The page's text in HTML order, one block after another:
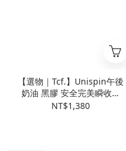
【選物｜Tcf.】Unispin午後
奶油 黑膠 安全完美瞬收傘
(共4色可選)
NT$1,380